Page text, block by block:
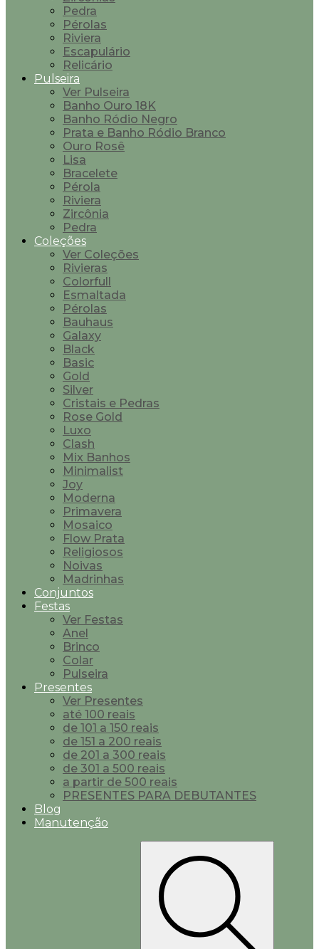
Pedra
Pérolas
Riviera
Escapulário
Relicário
Pulseira
Ver Pulseira
Banho Ouro 18K
Banho Ródio Negro
Prata e Banho Ródio Branco
Ouro Rosê
Lisa
Bracelete
Pérola
Riviera
Zircônia
Pedra
Coleções
Ver Coleções
Rivieras
Colorfull
Esmaltada
Pérolas
Bauhaus
Galaxy
Black
Basic
Gold
Silver
Cristais e Pedras
Rose Gold
Luxo
Clash
Mix Banhos
Minimalist
Joy
Moderna
Primavera
Mosaico
Flow Prata
Religiosos
Noivas
Madrinhas
Conjuntos
Festas
Ver Festas
Anel
Brinco
Colar
Pulseira
Presentes
Ver Presentes
até 100 reais
de 101 a 150 reais
de 151 a 200 reais
de 201 a 300 reais
de 301 a 500 reais
a partir de 500 reais
PRESENTES PARA DEBUTANTES
Blog
Manutenção